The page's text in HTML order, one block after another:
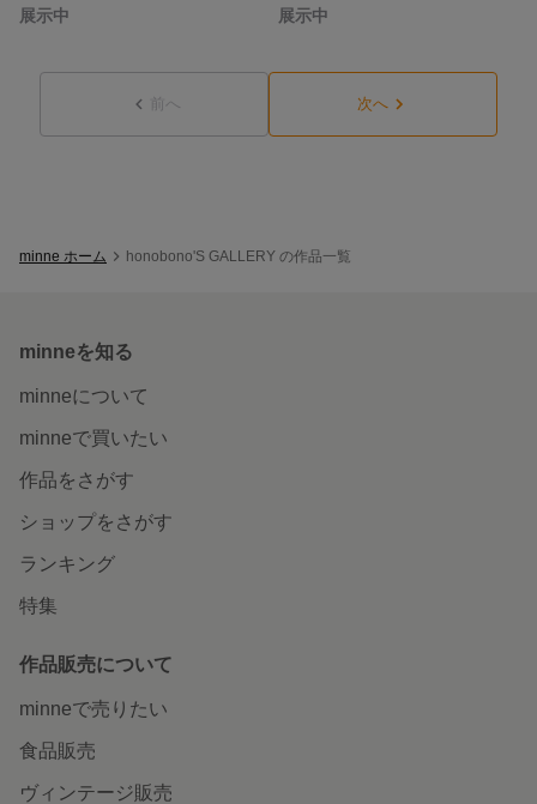
展示中
展示中
前へ 次へ
minne ホーム honobono'S GALLERY の作品一覧
minneを知る
minneについて
minneで買いたい
作品をさがす
ショップをさがす
ランキング
特集
作品販売について
minneで売りたい
食品販売
ヴィンテージ販売